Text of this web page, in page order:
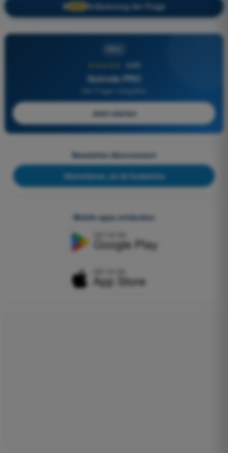
🔒 Erläuterung der Frage
4,6/5
Quizvds PRO
Alle Fragen inbegriffen
Jetzt starten
Newsletter-Abonnement
Abonnieren, es ist kostenlos
Mobile apps entdecken